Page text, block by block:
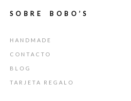
SOBRE BOBO’S
HANDMADE
CONTACTO
BLOG
TARJETA REGALO